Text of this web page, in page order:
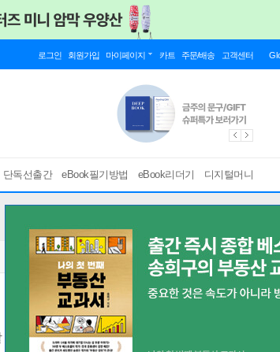
로그인 회원가입 마이페이지 카트 주문/배송 고객센터
단독선출간 eBook필기방법 eBook리더기 디지털머니
성비 쇼핑 아이템 완전 정복